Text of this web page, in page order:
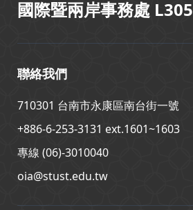
國際暨兩岸事務處 L305
聯絡我們
710301 台南市永康區南台街一號
+886-6-253-3131 ext.1601~1603
專線 (06)-3010040
oia@stust.edu.tw